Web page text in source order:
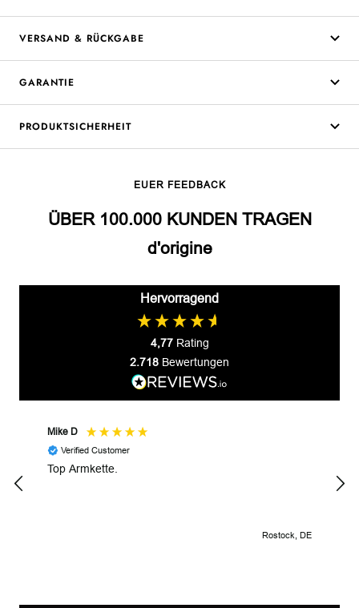
VERSAND & RÜCKGABE
GARANTIE
PRODUKTSICHERHEIT
EUER FEEDBACK
ÜBER 100.000 KUNDEN TRAGEN
d'origine
Hervorragend
4,77 Rating
2.718 Bewertungen
Mike D
Verified Customer
Top Armkette.
Rostock, DE